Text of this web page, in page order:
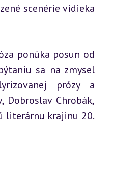
scenérie vidieka
ponúka posun od
sa na zmysel
prózy a
Dobroslav Chrobák,
literárnu krajinu 20.